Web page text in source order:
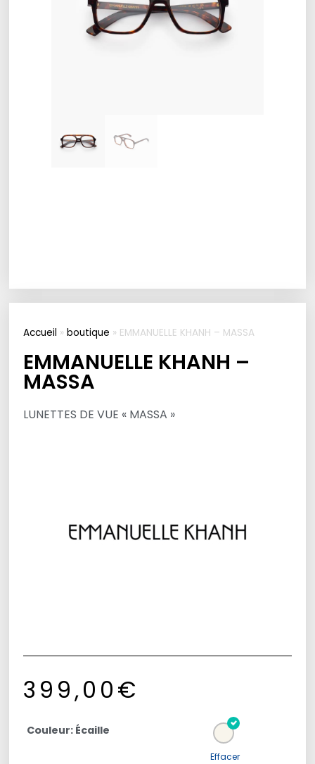
Accueil »boutique » EMMANUELLE KHANH – MASSA
EMMANUELLE KHANH –
MASSA
LUNETTES DE VUE « MASSA »
399,00€
Couleur: Écaille
Effacer